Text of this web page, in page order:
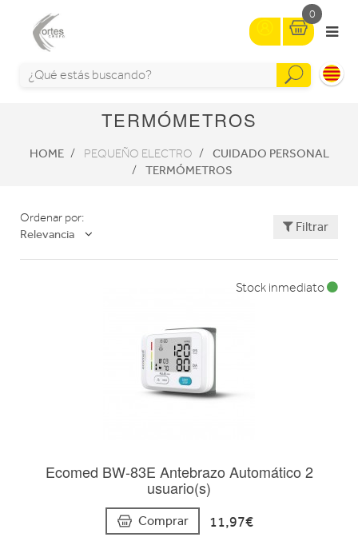
0
TERMÓMETROS
HOME PEQUEÑO ELECTRO
CUIDADO PERSONAL
TERMÓMETROS
Ordenar por:
Relevancia
Filtrar
Ecomed BW-83E Antebrazo Automático 2
usuario(s)
Comprar 11,97€
Stock inmediato